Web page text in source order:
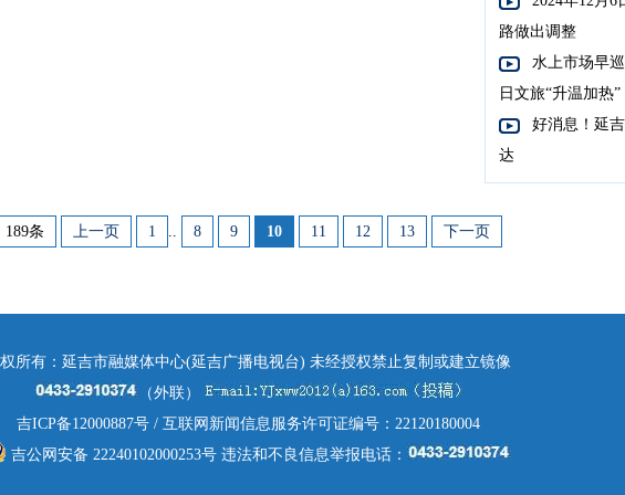
路做出调整
水上市场早
日文旅“升温加热”
好消息！延
达
189条 上一页 1 .. 8 9 10 11 12 13 下一页
所有：延吉市融媒体中心(延吉广播电视台) 未经授权禁止复制或建立镜像
（外联）
吉ICP备12000887号/ 互联网新闻信息服务许可证编号：22120180004
吉公网安备 22240102000253号 违法和不良信息举报电话：